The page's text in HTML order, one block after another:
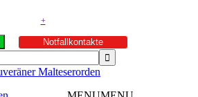
+
Notfallkontakte
Malteserorden